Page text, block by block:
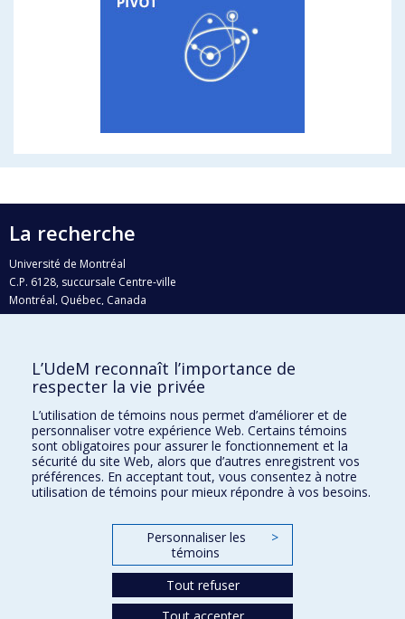
La recherche
Université de Montréal
C.P. 6128, succursale Centre-ville
Montréal, Québec, Canada
H3C 3J7
Qui fait quoi?
Nous trouver
Plan du site
Accessibilité
L’UdeM reconnaît l’importance de
respecter la vie privée
L’utilisation de témoins nous permet d’améliorer et de
personnaliser votre expérience Web. Certains témoins
sont obligatoires pour assurer le fonctionnement et la
sécurité du site Web, alors que d’autres enregistrent vos
préférences. En acceptant tout, vous consentez à notre
utilisation de témoins pour mieux répondre à vos besoins.
Personnaliser les
témoins
>
Tout refuser